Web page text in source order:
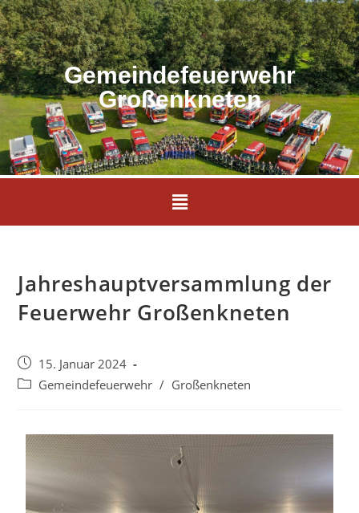
Gemeindefeuerwehr
Großenkneten
Jahreshauptversammlung der
Feuerwehr Großenkneten
15. Januar 2024
Gemeindefeuerwehr / Großenkneten